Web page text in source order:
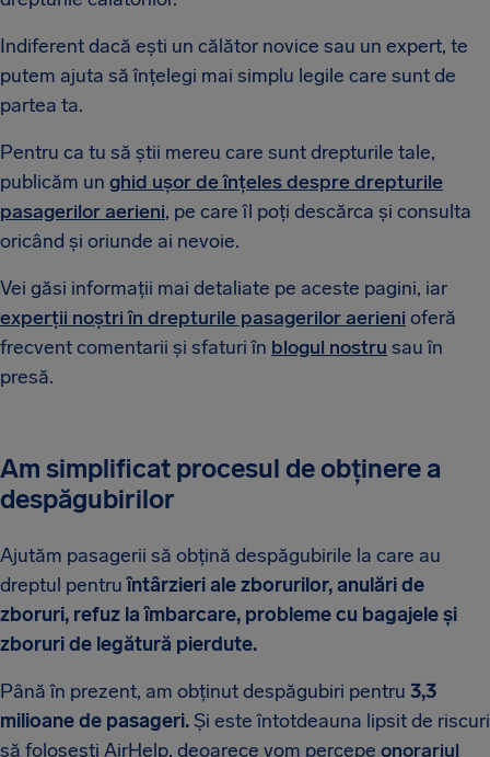
Indiferent dacă ești un călător novice sau un expert, te
putem ajuta să înțelegi mai simplu legile care sunt de
partea ta.
Pentru ca tu să știi mereu care sunt drepturile tale,
publicăm un ghid ușor de înțeles despre drepturile
pasagerilor aerieni, pe care îl poți descărca și consulta
oricând și oriunde ai nevoie.
Vei găsi informații mai detaliate pe aceste pagini, iar
experții noștri în drepturile pasagerilor aerieni oferă
frecvent comentarii și sfaturi în blogul nostru sau în
presă.
Am simplificat procesul de obținere a
despăgubirilor
Ajutăm pasagerii să obțină despăgubirile la care au
dreptul pentruîntârzieri ale zborurilor, anulări de
zboruri, refuz la îmbarcare, probleme cu bagajele și
zboruri de legătură pierdute.
Până în prezent, am obținut despăgubiri pentru 3,3
milioane de pasageri.Și este întotdeauna lipsit de riscuri
să folosești AirHelp, deoarece vom percepe onorariul